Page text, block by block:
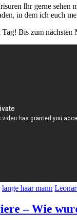
Ihr gerne
in dem ich euch
Bis zum nächsten
lange haar mann
– Wie